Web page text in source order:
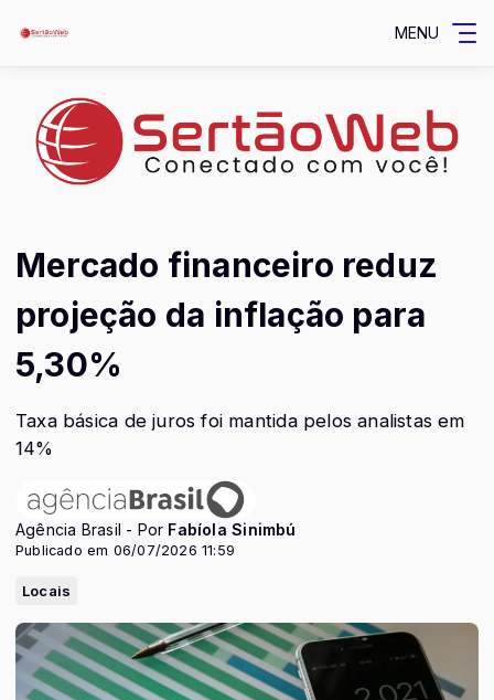
MENU
Mercado financeiro reduz
projeção da inflação para
5,30%
Taxa básica de juros foi mantida pelos analistas em
14%
Agência Brasil - Por Fabíola Sinimbú
Publicado em 06/07/2026 11:59
Locais